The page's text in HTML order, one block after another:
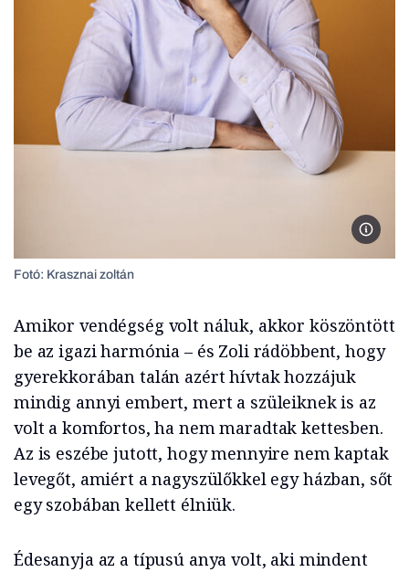
Fotó:
Fotó: Krasznai zoltán
Amikor vendégség volt náluk, akkor köszöntött
be az igazi harmónia – és Zoli rádöbbent, hogy
gyerekkorában talán azért hívtak hozzájuk
mindig annyi embert, mert a szüleiknek is az
volt a komfortos, ha nem maradtak kettesben.
Az is eszébe jutott, hogy mennyire nem kaptak
levegőt, amiért a nagyszülőkkel egy házban, sőt
egy szobában kellett élniük.
Édesanyja az a típusú anya volt, aki mindent